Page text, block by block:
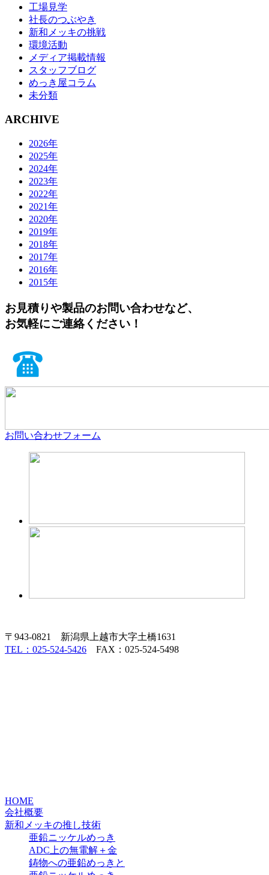
工場見学
社長のつぶやき
新和メッキの挑戦
環境活動
メディア掲載情報
スタッフブログ
めっき屋コラム
未分類
ARCHIVE
2026年
2025年
2024年
2023年
2022年
2021年
2020年
2019年
2018年
2017年
2016年
2015年
お見積りや製品のお問い合わせなど、
お気軽にご連絡ください！
お問い合わせフォーム
〒943-0821 新潟県上越市大字土橋1631
TEL：025-524-5426 FAX：025-524-5498
HOME
会社概要
新和メッキの推し技術
亜鉛ニッケルめっき
ADC上の無電解＋金
鋳物への亜鉛めっきと